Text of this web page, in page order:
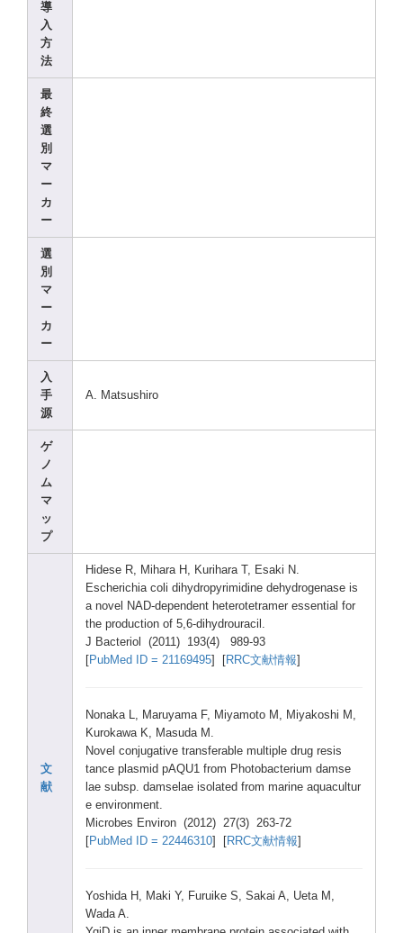
導
入
方
法
最
終
選
別
マ
ー
カ
ー
選
別
マ
ー
カ
ー
入
手
源
A. Matsushiro
ゲ
ノ
ム
マ
ッ
プ
文
献
Hidese R, Mihara H, Kurihara T, Esaki N.
Escherichia coli dihydropyrimidine dehydrogenase is
a novel
NAD-dependent heterotetramer essential for
the production of 5,6-dihydrouracil.
J Bacteriol (2011) 193(4) 989-93
PubMed ID = 21169495 RRC文献情報
Nonaka L, Maruyama F, Miyamoto M, Miyakoshi M,
Kurokawa K, Masuda M.
Novel conjugative transferab le multiple drug resis
tance plasmid pAQU1 from Photobacterium damse
lae subsp. damse lae isolated from marine aquacultur
e environment.
Microbes Environ (2012) 27(3) 263-72
PubMed ID = 22446310 RRC文献情報
Yoshida H, Maki Y, Furui ke S, Sakai A, Ueta M,
Wada A.